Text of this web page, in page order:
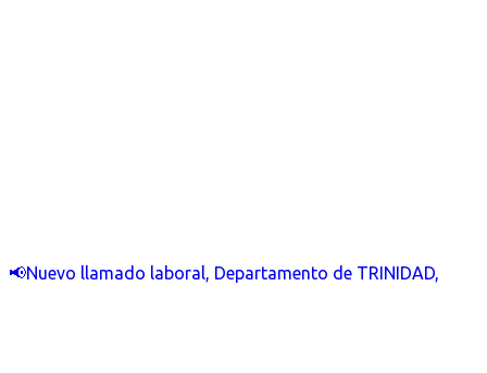
📢Nuevo llamado laboral, Departamento de TRINIDAD,